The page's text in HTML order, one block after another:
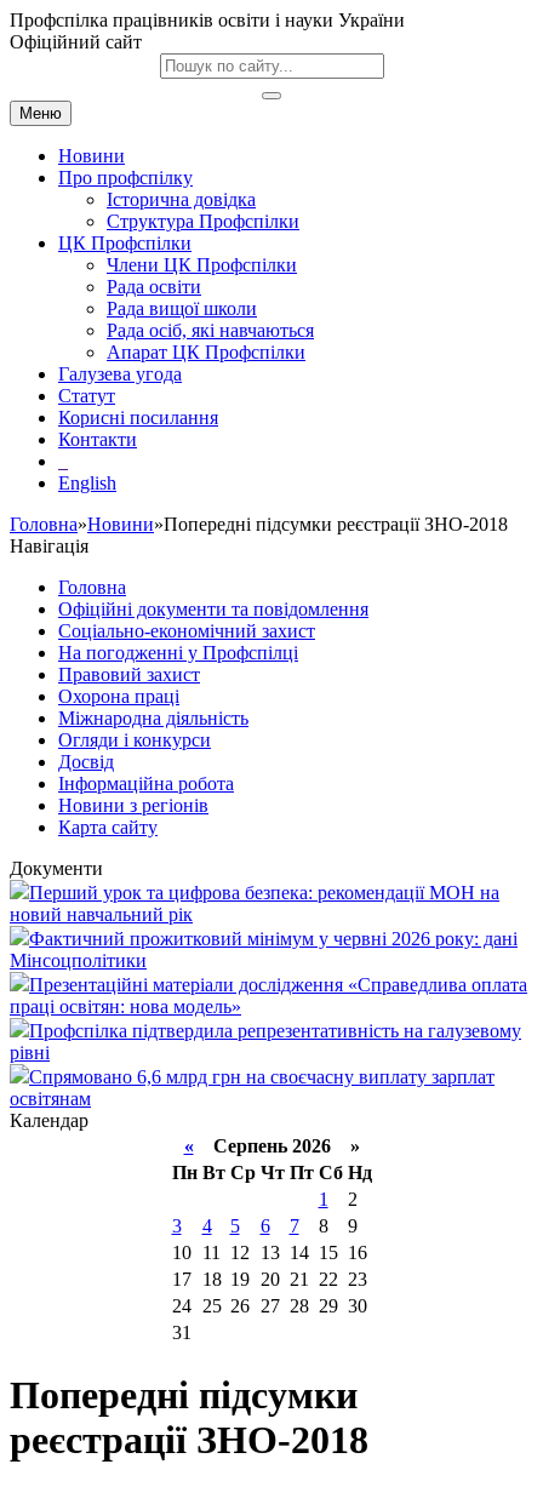
Профспілка працівників освіти і науки України
Офіційний сайт
Меню
Новини
Про профспілку
Історична довідка
Структура Профспілки
ЦК Профспілки
Члени ЦК Профспілки
Рада освіти
Рада вищої школи
Рада осіб, які навчаються
Апарат ЦК Профспілки
Галузева угода
Статут
Корисні посилання
Контакти
English
Головна»Новини»Попередні підсумки реєстрації ЗНО-2018
Навігація
Головна
Офіційні документи та повідомлення
Соціально-економічний захист
На погодженні у Профспілці
Правовий захист
Охорона праці
Міжнародна діяльність
Огляди і конкурси
Досвід
Інформаційна робота
Новини з регіонів
Карта сайту
Документи
Перший урок та цифрова безпека: рекомендації МОН на
новий навчальний рік
Фактичний прожитковий мінімум у червні 2026 року: дані
Мінсоцполітики
Презентаційні матеріали дослідження «Справедлива оплата
праці освітян: нова модель»
Профспілка підтвердила репрезентативність на галузевому
рівні
Спрямовано 6,6 млрд грн на своєчасну виплату зарплат
освітянам
Календар
«Серпень 2026 »
Пн Вт Ср Чт Пт Сб Нд
1
2
3
4 5 6 7 8
9
10
11 12 13 14 15 16
17
18 19 20 21 22 23
24
25 26 27 28 29 30
31
Попередні підсумки
реєстрації ЗНО-2018